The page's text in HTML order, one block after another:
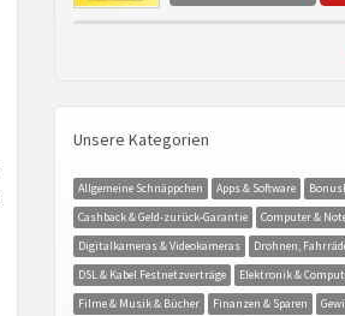
Unsere Kategorien
Allgemeine Schnäppchen Apps & Software
Cashback & Geld-zurück-Garantie
Computer &
Digitalkameras & Videokameras
Drohnen,
DSL & Kabel Festnetzverträge
Elektronik &
Filme & Musik & Bücher
Finanzen & Sparen